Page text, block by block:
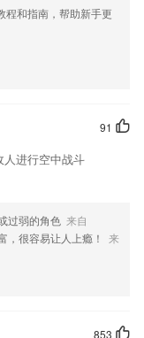
了彼此距离获得更优质
安全，界面更加美观，
并学习充电。
不同的口算知识。
应的考试试卷
更多的内容，进步看得
程和指南，帮助新手更
91
进行空中战斗
过弱的角色 来自
，很容易让人上瘾！
来
853